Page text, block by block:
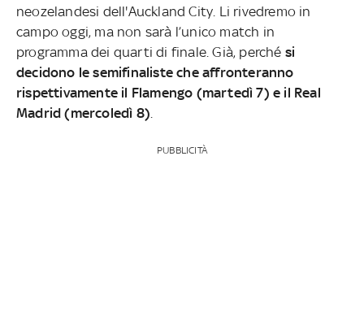
neozelandesi dell'Auckland City. Li rivedremo in
campo oggi, ma non sarà l’unico match in
programma dei quarti di finale. Già, perché si
decidono le semifinaliste che affronteranno
rispettivamente il Flamengo (martedì 7) e il Real
Madrid (mercoledì 8)
PUBBLICITÀ